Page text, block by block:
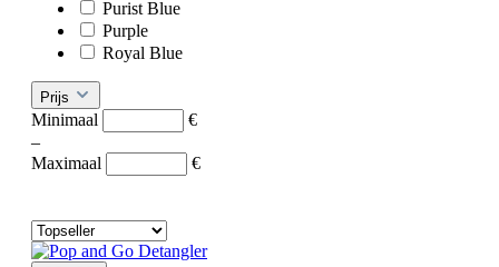
Purist Blue
Purple
Royal Blue
Prijs
Minimaal
€
–
Maximaal
€